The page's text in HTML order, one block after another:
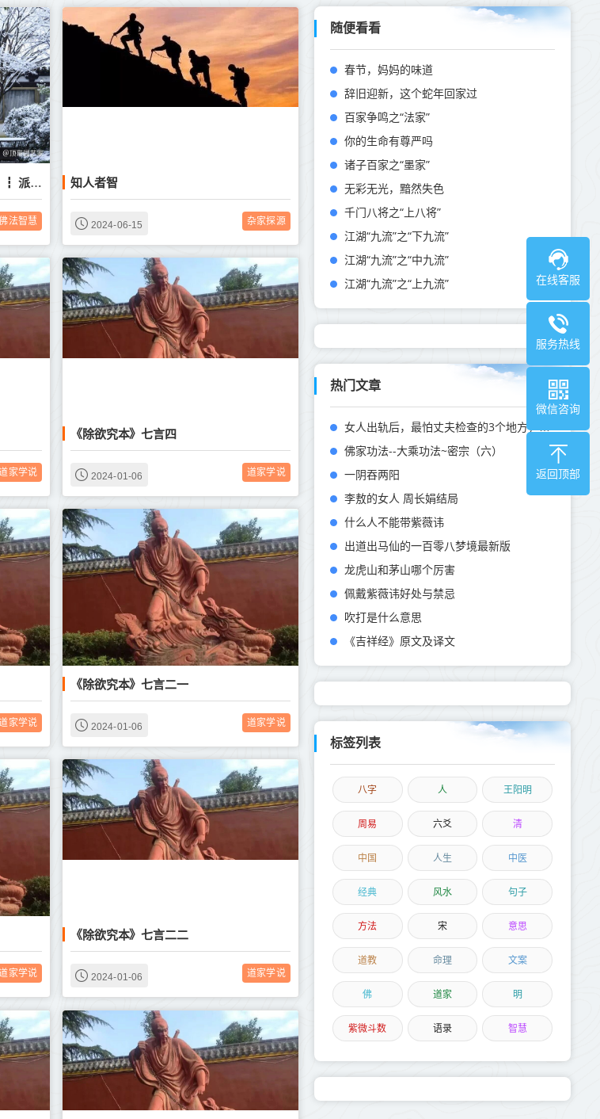
《孟子旁通》梁惠王章句下（23） ┇ 派系党祸之争
法智慧
知人者智
2024-06-15 杂家探源
家学说
《除欲究本》七言四
2024-01-06 道家学说
家学说
《除欲究本》七言二一
2024-01-06 道家学说
家学说
《除欲究本》七言二二
2024-01-06 道家学说
随便看看
春节，妈妈的味道
辞旧迎新，这个蛇年回家过
百家争鸣之“法家”
你的生命有尊严吗
诸子百家之“墨家”
无彩无光，黯然失色
千门八将之“上八将”
江湖“九流”之“下九流”
江湖“九流”之“中九流”
江湖“九流”之“上九流”
热门文章
佛家功法--大乘功法~密宗（六）
一阴吞两阳
李敖的女人 周长娟结局
什么人不能带紫薇讳
出道出马仙的一百零八梦境最新版
龙虎山和茅山哪个厉害
佩戴紫薇讳好处与禁忌
吹打是什么意思
《吉祥经》原文及译文
标签列表
八字 人 王阳明
周易 六爻 清
中国 人生 中医
经典 风水 句子
方法 宋 意思
道教 命理 文案
佛 道家 明
紫微斗数 语录 智慧
在线客服
服务热线
微信咨询
返回顶部